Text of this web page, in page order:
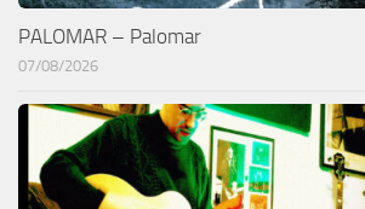
PALOMAR – Palomar
07/08/2026